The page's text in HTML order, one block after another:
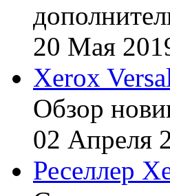
20 Мая
Xerox
Обзор
02 Апреля
Реселлер